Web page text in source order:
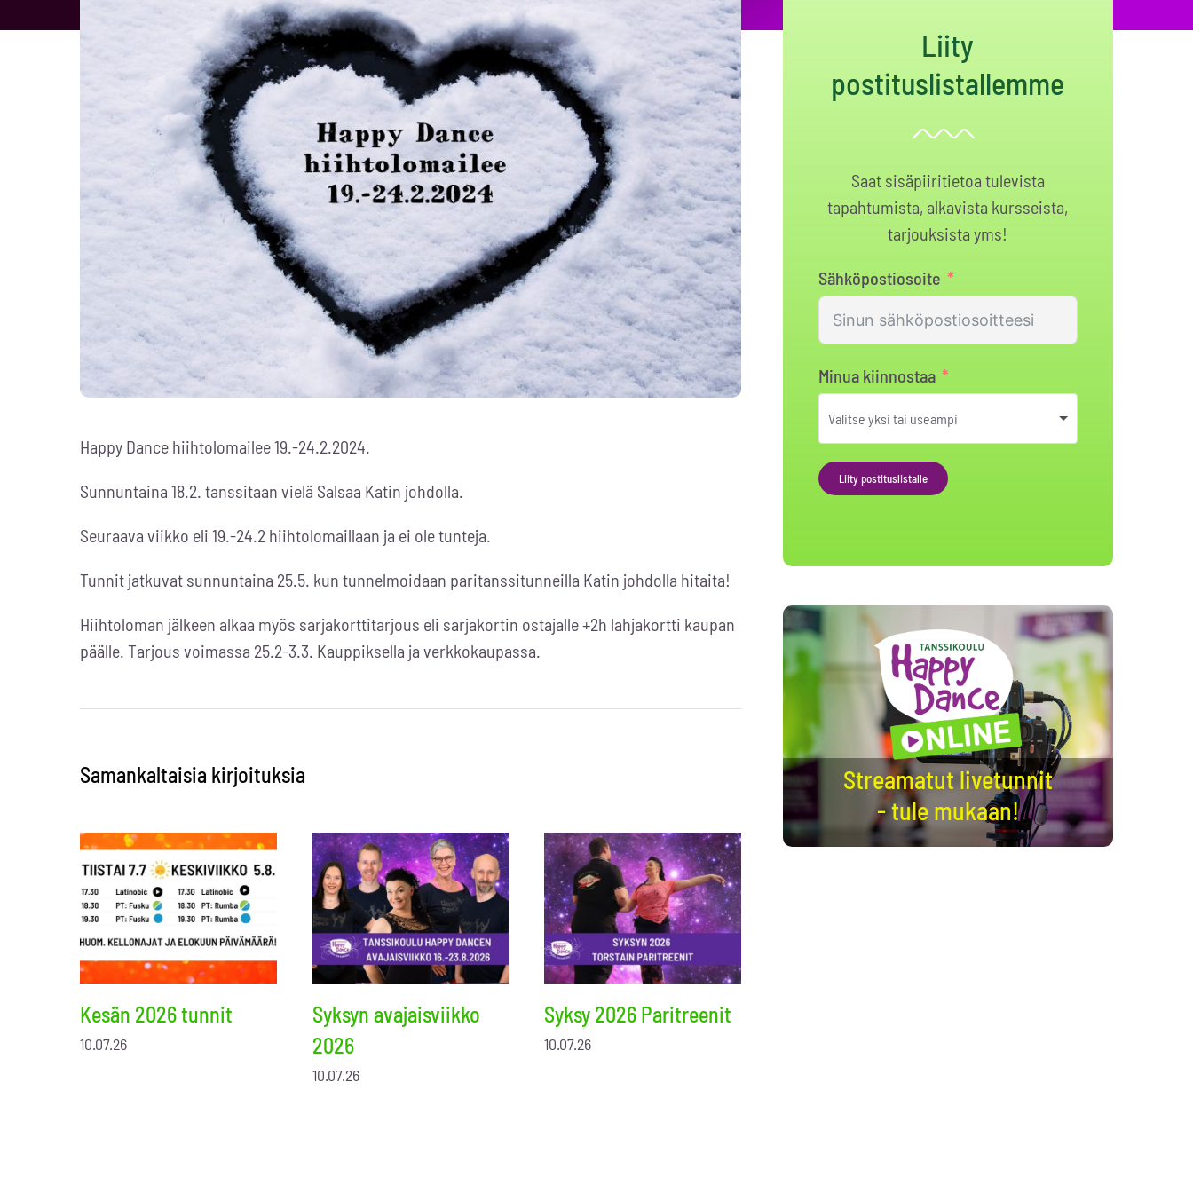
Happy Dance hiihtolomailee 19.-24.2.2024.
Sunnuntaina 18.2. tanssitaan vielä Salsaa Katin johdolla.
Seuraava viikko eli 19.-24.2 hiihtolomaillaan ja ei ole tunteja.
Tunnit jatkuvat sunnuntaina 25.5. kun tunnelmoidaan paritanssitunneilla Katin johdolla hitaita!
Hiihtoloman jälkeen alkaa myös sarjakorttitarjous eli sarjakortin ostajalle +2h lahjakortti kaupan
päälle. Tarjous voimassa 25.2-3.3. Kauppiksella ja verkkokaupassa.
Samankaltaisia kirjoituksia
Kesän 2026 tunnit
10.07.26
Syksyn avajaisviikko
2026
10.07.26
Syksy 2026 Paritreenit
10.07.26
Liity
postituslistallemme
Saat sisäpiiritietoa tulevista
tapahtumista, alkavista kursseista,
tarjouksista yms!
Sähköpostiosoite
Minua kiinnostaa
Liity postituslistalle
Streamatut livetunnit
- tule mukaan!